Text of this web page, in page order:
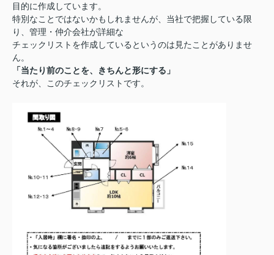
目的に作成しています。
特別なことではないかもしれませんが、当社で把握している限
り、管理・仲介会社が詳細な
チェックリストを作成しているというのは見たことがありませ
ん。
「当たり前のことを、きちんと形にする」
それが、このチェックリストです。